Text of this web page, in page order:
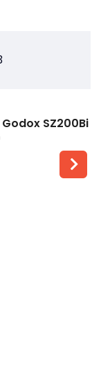
SZ200Bi